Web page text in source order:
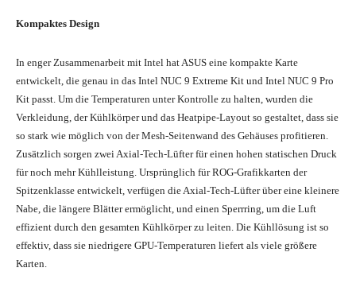
Kompaktes Design
In enger Zusammenarbeit mit Intel hat ASUS eine kompakte Karte
entwickelt, die genau in das Intel NUC 9 Extreme Kit und Intel NUC 9 Pro
Kit passt. Um die Temperaturen unter Kontrolle zu halten, wurden die
Verkleidung, der Kühlkörper und das Heatpipe-Layout so gestaltet, dass sie
so stark wie möglich von der Mesh-Seitenwand des Gehäuses profitieren.
Zusätzlich sorgen zwei Axial-Tech-Lüfter für einen hohen statischen Druck
für noch mehr Kühlleistung. Ursprünglich für ROG-Grafikkarten der
Spitzenklasse entwickelt, verfügen die Axial-Tech-Lüfter über eine kleinere
Nabe, die längere Blätter ermöglicht, und einen Sperrring, um die Luft
effizient durch den gesamten Kühlkörper zu leiten. Die Kühllösung ist so
effektiv, dass sie niedrigere GPU-Temperaturen liefert als viele größere
Karten.